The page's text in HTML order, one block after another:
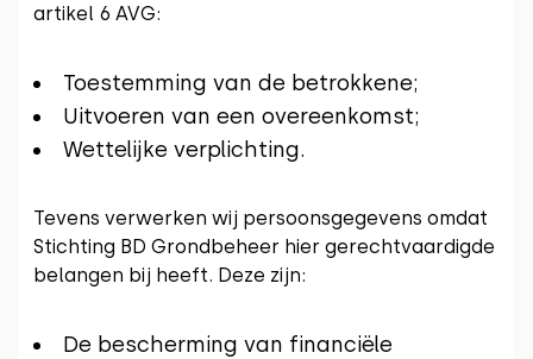
artikel 6 AVG:
Toestemming van de betrokkene;
Uitvoeren van een overeenkomst;
Wettelijke verplichting.
Tevens verwerken wij persoonsgegevens omdat
Stichting BD Grondbeheer hier gerechtvaardigde
belangen bij heeft. Deze zijn:
De bescherming van financiële